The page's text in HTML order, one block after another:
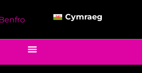
Cymraeg